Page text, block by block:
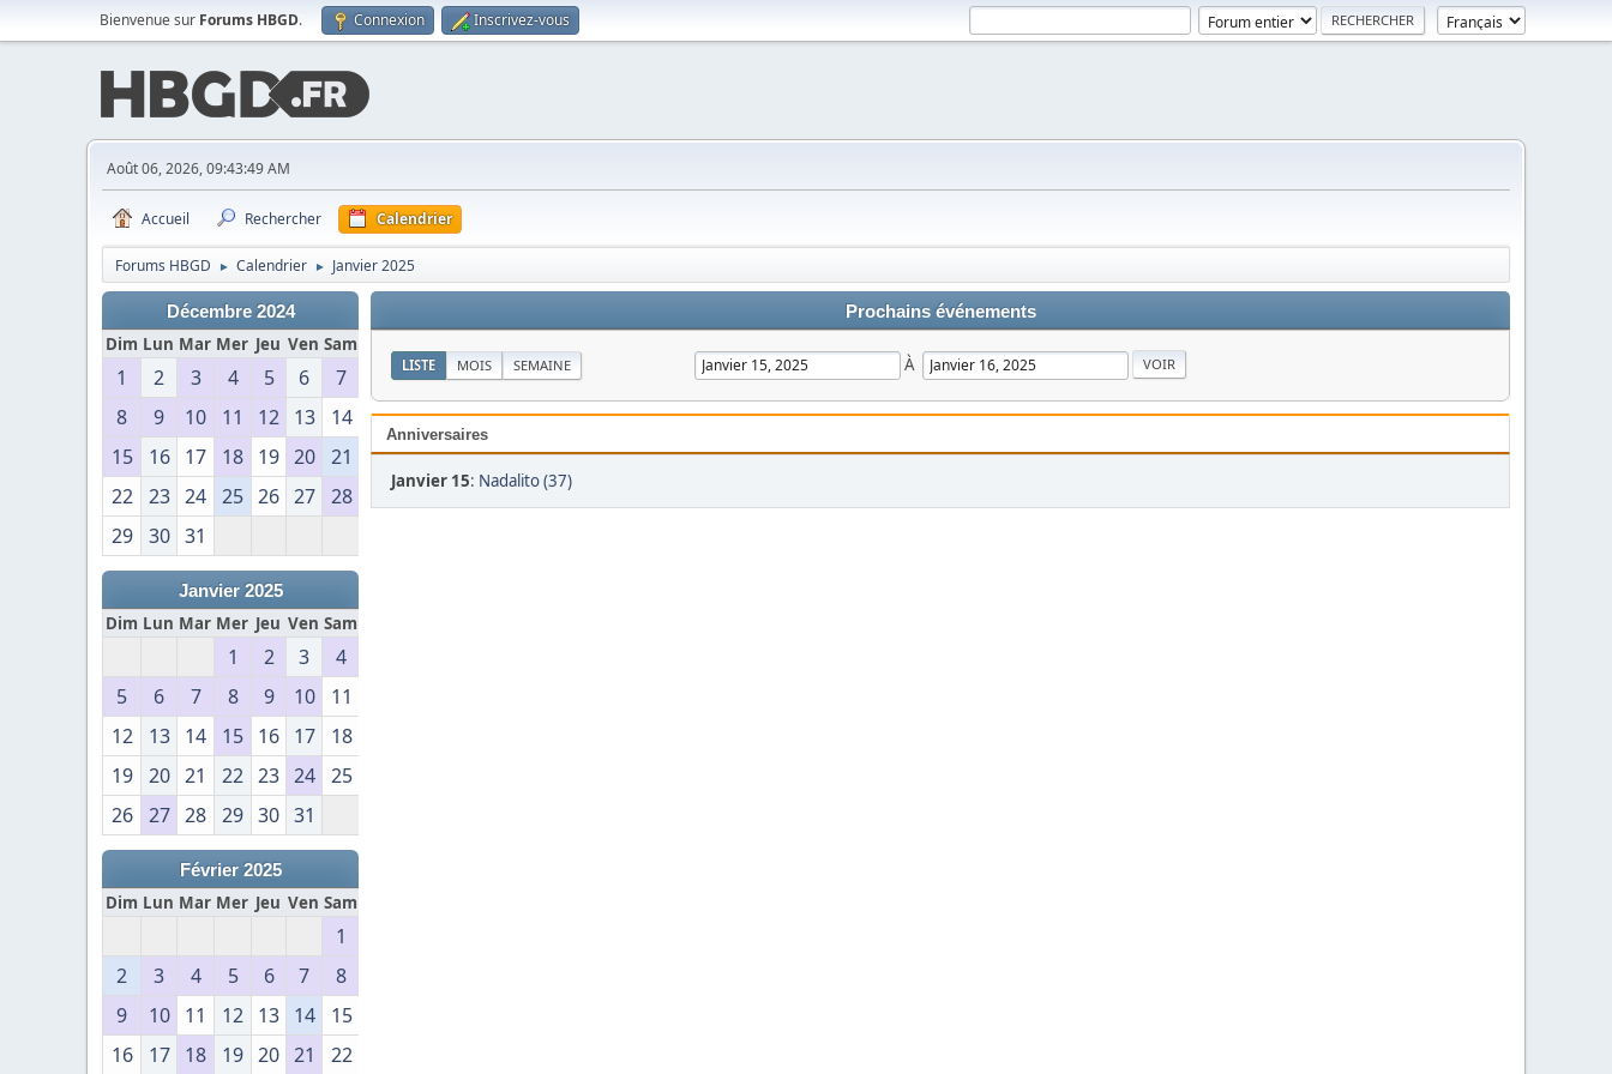
Bienvenue sur Forums HBGD. Connexion Inscrivez-vous
Août 06, 2026, 09:43:49 AM
Accueil Rechercher Calendrier
Forums HBGD ► Calendrier ► Janvier 2025
Décembre 2024
Dim Lun Mar Mer Jeu Ven Sam
1 2 3 4 5 6
7
8
9 10 11 12 13
14
15
16 17 18 19 20
21
22
23 24 25 26 27
28
29
30 31
Janvier 2025
Dim Lun Mar Mer Jeu Ven Sam
1 2 3
4
5
6 7 8 9 10
11
12
13 14 15 16 17
18
19
20 21 22 23 24
25
26
27 28 29 30 31
Février 2025
Dim Lun Mar Mer Jeu Ven Sam
1
2
3 4 5 6 7
8
9
10 11 12 13 14
15
16
17 18 19 20 21 22
Prochains événements
LISTE MOIS SEMAINE À
Anniversaires
Janvier 15: Nadalito (37)